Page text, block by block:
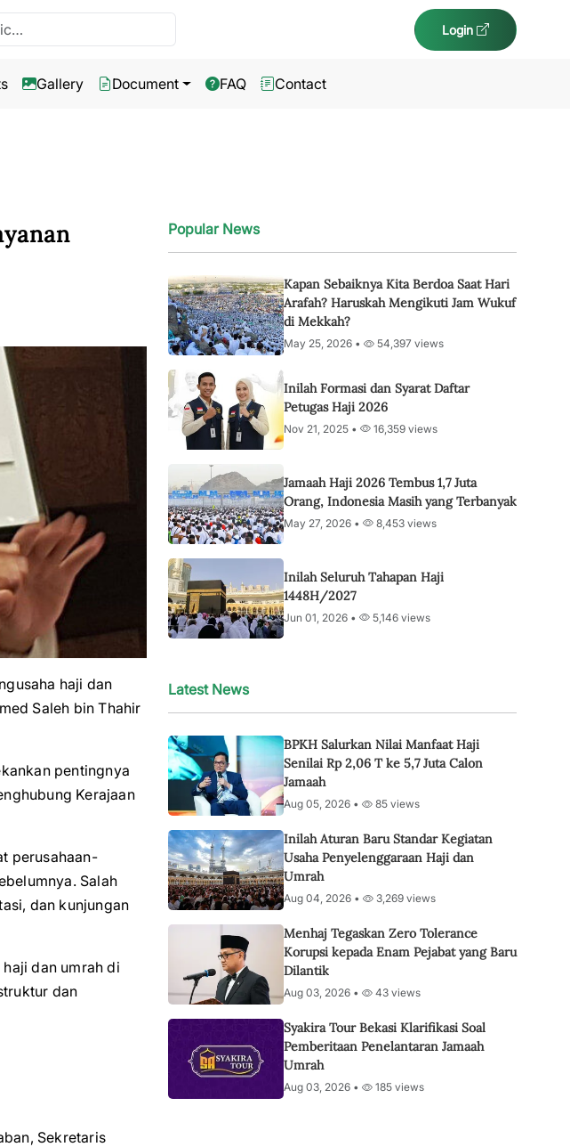
Login
Gallery Document FAQ Contact
haji dan
Saleh bin Thahir
pentingnya
Kerajaan
perusahaan-
Salah
dan kunjungan
dan umrah di
dan
Sekretaris
Popular News
Kapan Sebaiknya Kita Berdoa Saat Hari
Arafah? Haruskah Mengikuti Jam Wukuf
di Mekkah?
May 25, 2026 • 54,397 views
Inilah Formasi dan Syarat Daftar
Petugas Haji 2026
Nov 21, 2025 • 16,359 views
Jamaah Haji 2026 Tembus 1,7 Juta
Orang, Indonesia Masih yang Terbanyak
May 27, 2026 • 8,453 views
Inilah Seluruh Tahapan Haji
1448H/2027
Jun 01, 2026 • 5,146 views
Latest News
BPKH Salurkan Nilai Manfaat Haji
Senilai Rp 2,06 T ke 5,7 Juta Calon
Jamaah
Aug 05, 2026 • 85 views
Inilah Aturan Baru Standar Kegiatan
Usaha Penyelenggaraan Haji dan
Umrah
Aug 04, 2026 • 3,269 views
Menhaj Tegaskan Zero Tolerance
Korupsi kepada Enam Pejabat yang Baru
Dilantik
Aug 03, 2026 • 43 views
Syakira Tour Bekasi Klarifikasi Soal
Pemberitaan Penelantaran Jamaah
Umrah
Aug 03, 2026 • 185 views